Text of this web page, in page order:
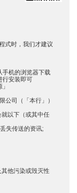
式时，我们才建议
手机的浏览器下载
行安装即可
公司（「本行」）
以下（或其中任
失传送的资讯;
他污染或毁灭性